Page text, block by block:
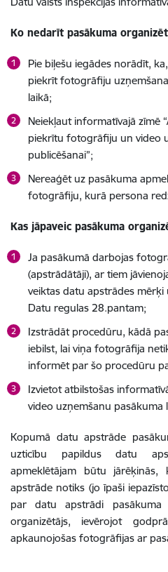
Ko nedarīt pasākuma
Pie biļešu iegādes norādīt,
piekrīt fotogrāfiju
laikā;
Neiekļaut informatīvajā zīmē
piekrītu fotogrāfiju un video
publicēšanai”;
Nereaģēt uz pasākuma
fotogrāfiju, kurā persona
Kas jāpaveic pasākuma
Ja pasākumā darbojas
(apstrādātāji), ar tiem
veiktas datu apstrādes
Datu regulas 28.pantam;
Izstrādāt procedūru, kādā
iebilst, lai viņa fotogrāfija
informēt par šo procedūru
Izvietot atbilstošas
video uzņemšanu pasākuma
Kopumā datu apstrāde
uzticību papildus datu
apmeklētājam būtu
apstrāde notiks (jo īpaši
par datu apstrādi pasākuma
organizētājs, ievērojot
apkaunojošas fotogrāfijas ar